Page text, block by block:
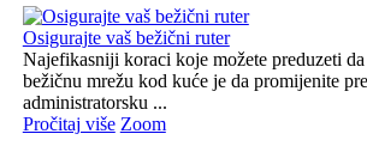
Osigurajte vaš bežični ruter
Najefikasniji koraci koje možete preduzeti
bežičnu mrežu kod kuće je da promijenite
administratorsku ...
Pročitaj više Zoom